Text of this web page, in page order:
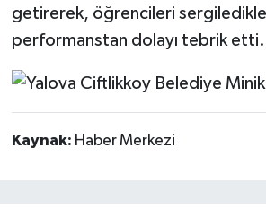
getirerek, öğrencileri
performanstan dolayı tebrik etti.
Kaynak: Haber Merkezi